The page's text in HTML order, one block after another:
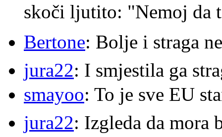
skoči ljutito: "Nemoj da
Bertone: Bolje i straga
jura22: I smjestila ga
smayoo: To je sve EU
jura22: Izgleda da mora